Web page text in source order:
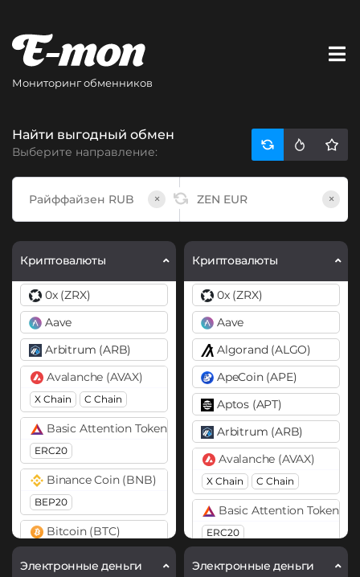
Мониторинг обменников
Найти выгодный обмен
Выберите направление:
× ×
Криптовалюты
0x (ZRX)
Aave
Arbitrum (ARB)
Avalanche (AVAX)
X Chain C Chain
Basic Attention Token (BAT)
ERC20
Binance Coin (BNB)
BEP20
Bitcoin (BTC)
Электронные деньги
Криптовалюты
0x (ZRX)
Aave
Algorand (ALGO)
ApeCoin (APE)
Aptos (APT)
Arbitrum (ARB)
Avalanche (AVAX)
X Chain C Chain
Basic Attention Token
ERC20
Binance Coin (BNB)
Электронные деньги